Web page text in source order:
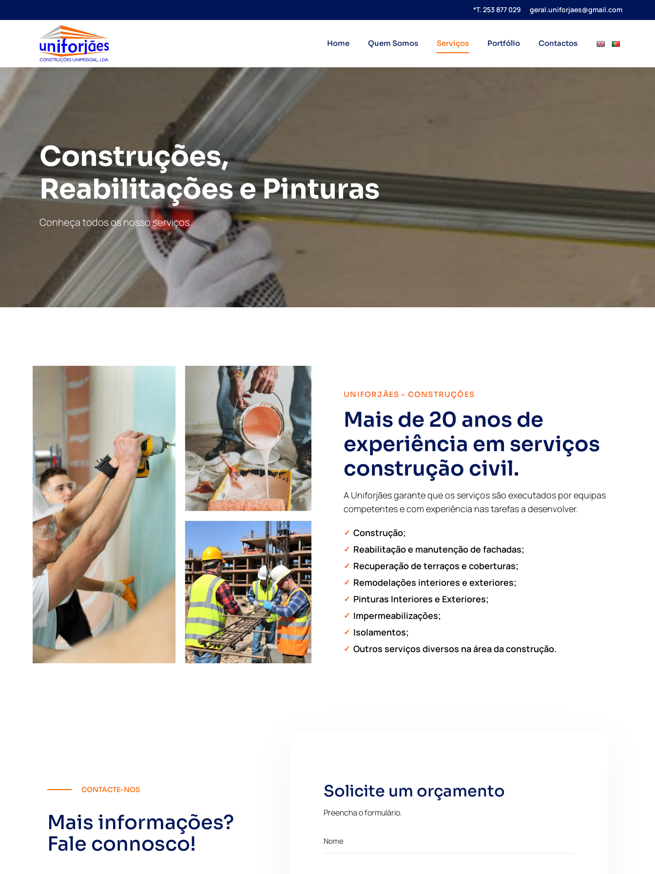
*T. 253 877 029 geral.uniforjaes@gmail.com
Home Quem Somos Serviços Portfólio Contactos
Construções,
Reabilitações e Pinturas
Conheça todos os nosso serviços.
UNIFORJÃES – CONSTRUÇÕES
Mais de 20 anos de
experiência em serviços
construção civil.
A Uniforjães garante que os serviços são executados por equipas
competentes e com experiência nas tarefas a desenvolver.
Construção;
Reabilitação e manutenção de fachadas;
Recuperação de terraços e coberturas;
Remodelações interiores e exteriores;
Pinturas Interiores e Exteriores;
Impermeabilizações;
Isolamentos;
Outros serviços diversos na área da construção.
CONTACTE-NOS
Mais informações?
Fale connosco!
Solicite um orçamento
Preencha o formulário.